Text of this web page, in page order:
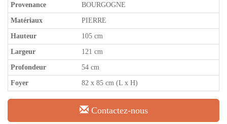
Provenance BOURGOGNE
Matériaux PIERRE
Hauteur 105 cm
Largeur 121 cm
Profondeur 54 cm
Foyer 82 x 85 cm (L x H)
Contactez-nous